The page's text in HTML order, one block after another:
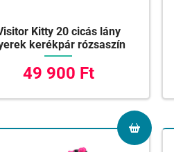
Kitty 20 cicás lány
kerékpár rózsaszín
49 900 Ft